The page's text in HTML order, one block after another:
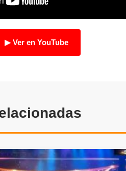
Ver en YouTube